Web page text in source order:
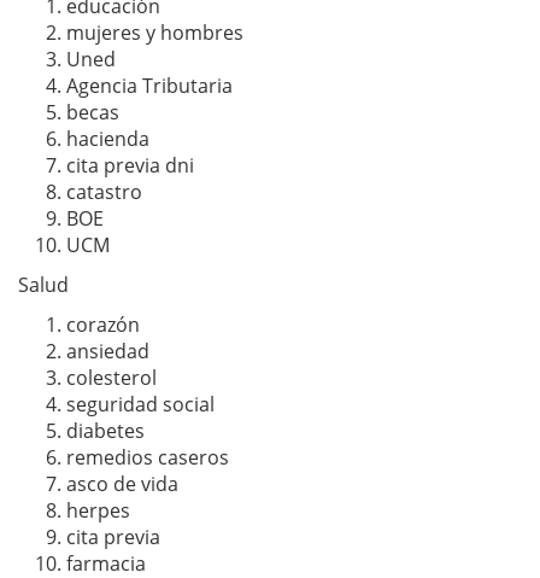
educación
mujeres y hombres
Uned
Agencia Tributaria
becas
hacienda
cita previa dni
catastro
BOE
UCM
Salud
corazón
ansiedad
colesterol
seguridad social
diabetes
remedios caseros
asco de vida
herpes
cita previa
farmacia